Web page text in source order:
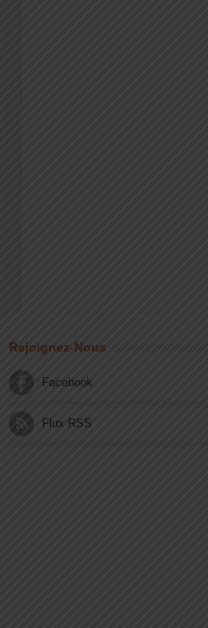
Rejoignez-Nous
Facebook
Flux RSS